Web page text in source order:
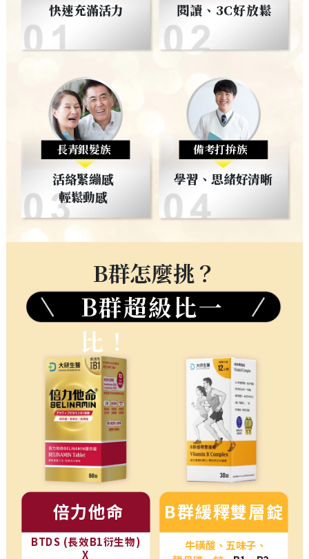
快速充滿活力 閱讀、3C好放鬆
長青銀髮族
活絡緊繃感
輕鬆動感
備考打拚族
學習、思緒好清晰
B群怎麼挑？
B群超級比一
比！
倍力他命
BTDS (長效B1衍生物)
X
B群緩釋雙層錠
牛磺酸、五味子、